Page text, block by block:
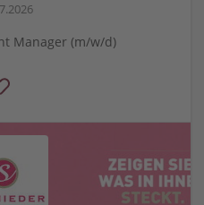
Manager (m/w/d)